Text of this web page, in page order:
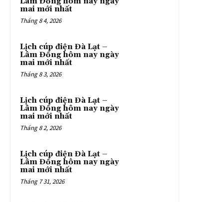
mai mới nhất
Tháng 8 4, 2026
Lịch cúp điện Đà Lạt –
Lâm Đồng hôm nay ngày
mai mới nhất
Tháng 8 3, 2026
Lịch cúp điện Đà Lạt –
Lâm Đồng hôm nay ngày
mai mới nhất
Tháng 8 2, 2026
Lịch cúp điện Đà Lạt –
Lâm Đồng hôm nay ngày
mai mới nhất
Tháng 7 31, 2026